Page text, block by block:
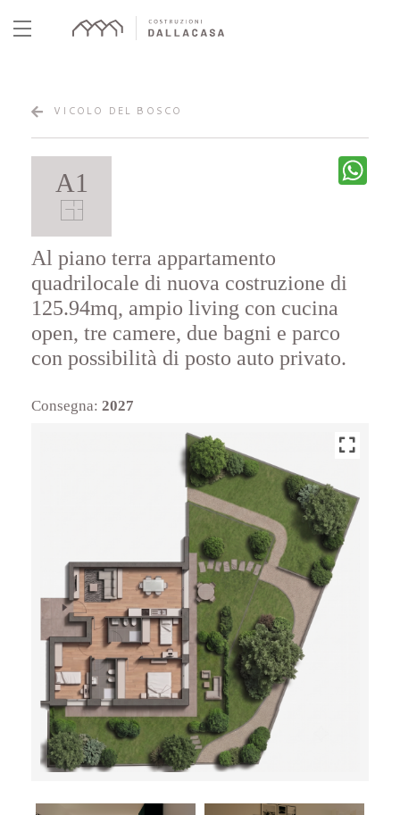
VICOLO DEL BOSCO
A1
Al piano terra appartamento
quadrilocale di nuova costruzione di
125.94mq, ampio living con cucina
open, tre camere, due bagni e parco
con possibilità di posto auto privato.
Consegna: 2027